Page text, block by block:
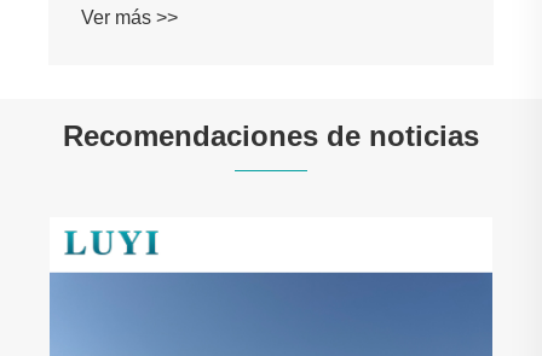
Ver más >>
Recomendaciones de noticias